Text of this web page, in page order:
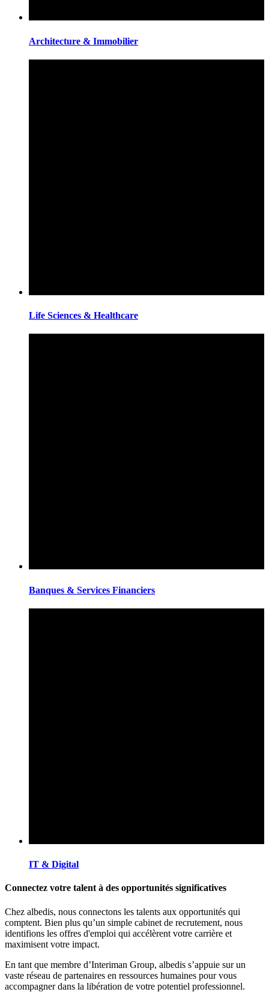
Architecture & Immobilier
Life Sciences & Healthcare
Banques & Services Financiers
IT & Digital
Connectez votre talent à des opportunités significatives
Chez albedis, nous connectons les talents aux opportunités qui
comptent. Bien plus qu’un simple cabinet de recrutement, nous
identifions les offres d'emploi qui accélèrent votre carrière et
maximisent votre impact.
En tant que membre d’Interiman Group, albedis s’appuie sur un
vaste réseau de partenaires en ressources humaines pour vous
accompagner dans la libération de votre potentiel professionnel.